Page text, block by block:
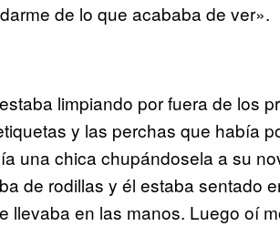
de lo que acababa de ver».
limpiando por fuera de los
y las perchas que había
una chica chupándosela a su
de rodillas y él estaba sentado
llevaba en las manos. Luego oí